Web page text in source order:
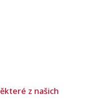
z našich